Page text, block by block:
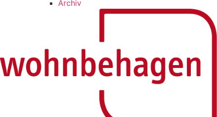
Archiv